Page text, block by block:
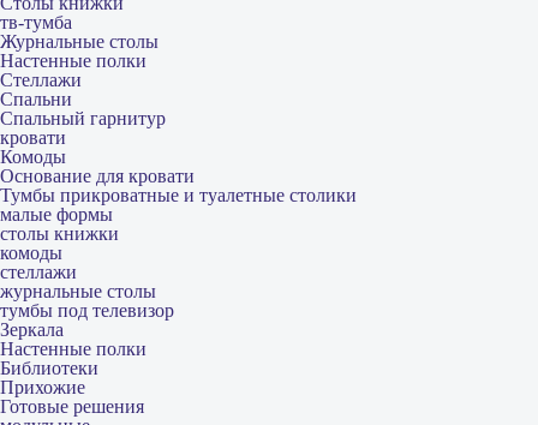
тв-тумба
Журнальные столы
Настенные полки
Стеллажи
Спальни
Спальный гарнитур
кровати
Комоды
Основание для кровати
Тумбы прикроватные и туалетные столики
малые формы
столы книжки
комоды
стеллажи
журнальные столы
тумбы под телевизор
Зеркала
Настенные полки
Библиотеки
Прихожие
Готовые решения